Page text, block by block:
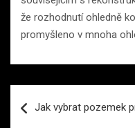
že rozhodnutí ohledně
promyšleno v mnoha
proJak vybrat pozemek